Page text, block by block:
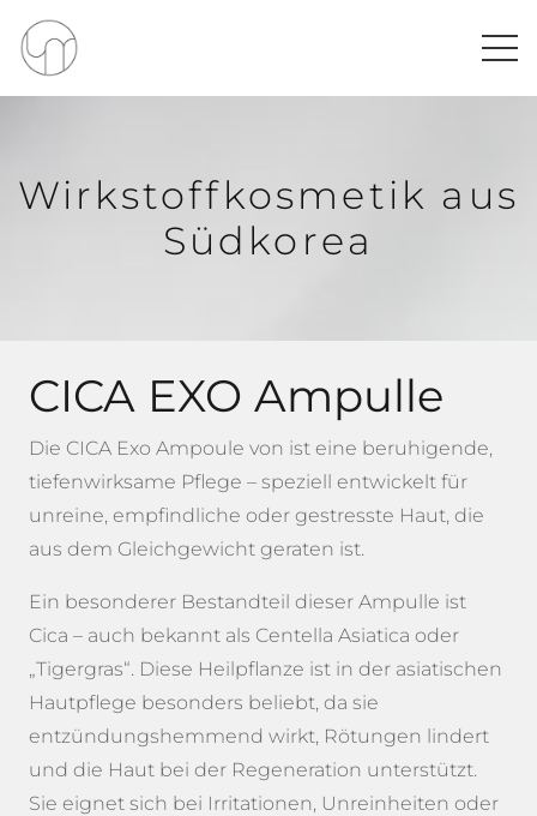
Wirkstoffkosmetik aus
Südkorea
CICA EXO Ampulle
Die CICA Exo Ampoule von ist eine beruhigende,
tiefenwirksame Pflege – speziell entwickelt für
unreine, empfindliche oder gestresste Haut, die
aus dem Gleichgewicht geraten ist.
Ein besonderer Bestandteil dieser Ampulle ist
Cica – auch bekannt als Centella Asiatica oder
„Tigergras“. Diese Heilpflanze ist in der asiatischen
Hautpflege besonders beliebt, da sie
entzündungshemmend wirkt, Rötungen lindert
und die Haut bei der Regeneration unterstützt.
Sie eignet sich bei Irritationen, Unreinheiten oder